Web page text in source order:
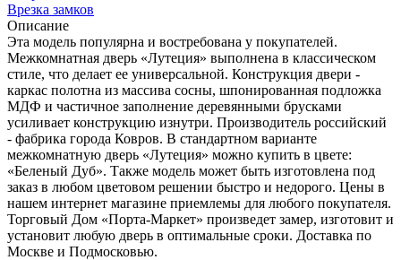
Врезка замков
Описание
Эта модель популярна и востребована у покупателей.
Межкомнатная дверь «Лутеция» выполнена в классическом
стиле, что делает ее универсальной. Конструкция двери -
каркас полотна из массива сосны, шпонированная подложка
МДФ и частичное заполнение деревянными брусками
усиливает конструкцию изнутри. Производитель российский
- фабрика города Ковров. В стандартном варианте
межкомнатную дверь «Лутеция» можно купить в цвете:
«Беленый Дуб». Также модель может быть изготовлена под
заказ в любом цветовом решении быстро и недорого. Цены в
нашем интернет магазине приемлемы для любого покупателя.
Торговый Дом «Порта-Маркет» произведет замер, изготовит и
установит любую дверь в оптимальные сроки. Доставка по
Москве и Подмосковью.